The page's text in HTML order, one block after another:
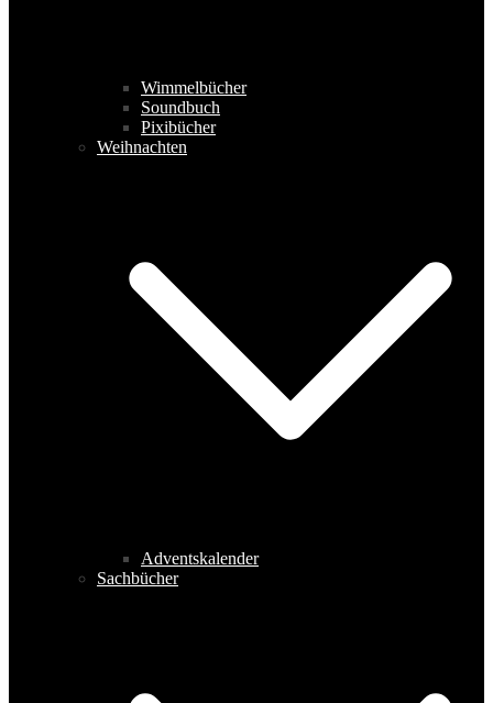
Wimmelbücher
Soundbuch
Pixibücher
Weihnachten
Adventskalender
Sachbücher